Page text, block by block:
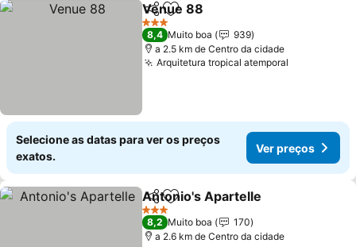
PartilharAdicionar aos favoritos
Venue 88
3 Estrelas
8,4 Muito boa
939
a 2.5 km de Centro da cidade
Arquitetura tropical atemporal
Selecione as datas para ver os preços
exatos.
Ver preços
PartilharAdicionar aos favoritos
Antonio's Apartelle
3 Estrelas
8,2 Muito boa
170
a 2.6 km de Centro da cidade